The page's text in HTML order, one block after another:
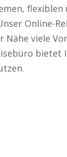
flexiblen
Online-
Nähe viele
bietet